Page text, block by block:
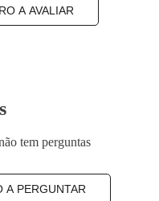
A AVALIAR
tem perguntas
A PERGUNTAR